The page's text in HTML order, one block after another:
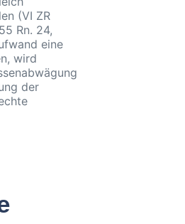
(VI ZR
Rn. 24,
eine
wird
der